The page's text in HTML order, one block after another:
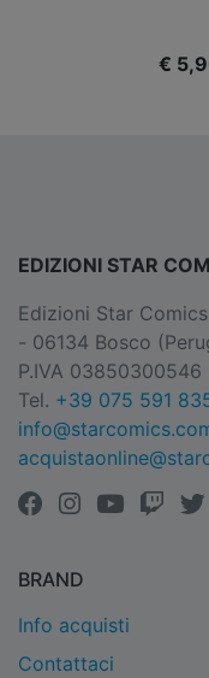
€
EDIZIONI STAR
Edizioni Star
- 06134 Bosco
P.IVA 03850300546
Tel. +39 075 591
BRAND
Info acquisti
Contattaci